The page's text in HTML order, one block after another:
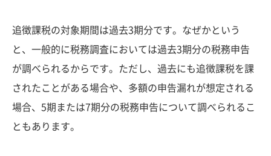
追徴課税の対象期間は過去3期分です。なぜかという
と、一般的に税務調査においては過去3期分の税務申告
が調べられるからです。ただし、過去にも追徴課税を課
されたことがある場合や、多額の申告漏れが想定される
場合、5期または7期分の税務申告について調べられるこ
ともあります。